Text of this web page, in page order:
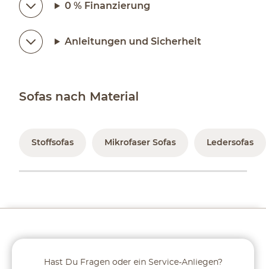
0 % Finanzierung
Anleitungen und Sicherheit
Sofas nach Material
Stoffsofas Mikrofaser Sofas Ledersofas
Hast Du Fragen oder ein Service-Anliegen?